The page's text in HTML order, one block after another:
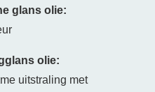
glans olie:
olie:
uitstraling met